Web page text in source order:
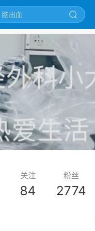
关注
84
粉丝
2774